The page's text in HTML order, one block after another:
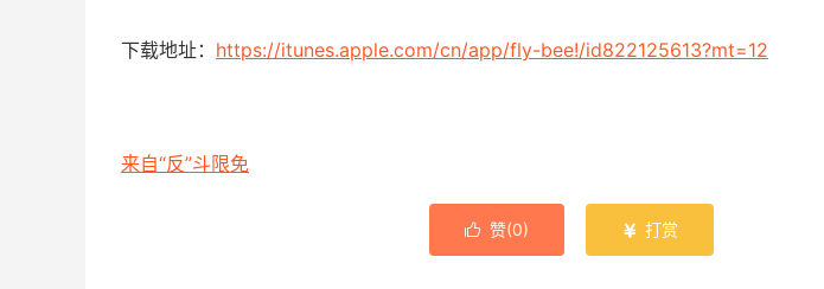
下载地址： https://itunes.apple.com/cn/app/fly-bee!/id822125613?mt=12
来自“反”斗限免
 赞(0)  打赏